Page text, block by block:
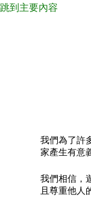
跳到主要內容
我們為了許
家產生有意
我們相信，
且尊重他人